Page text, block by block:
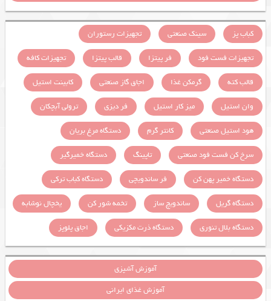
کباب پز سینک صنعتی
تجهیزات رستوران
تجهیزات فست فود
فر پیتزا قالب پیتزا
تجهیزات کافه
قالب کته
گرمکن غذا اجاق گاز صنعتی
کابینت استیل
وان استیل
میز کار استیل فر دیزی
ترولی آبچکان
هود استیل صنعتی
کانتر گرم
دستگاه مرغ بریان
سرخ کن فست فود صنعتی
تاپینگ
دستگاه خمیرگیر
دستگاه خمیر پهن کن
فر ساندویچی
دستگاه کباب ترکی
دستگاه گریل
ساندویچ ساز تخمه شور کن
یخچال نوشابه
دستگاه بلال تنوری
دستگاه ذرت مکزیکی اجاق پلوپز
آموزش آشپزی
آموزش غذای ایرانی